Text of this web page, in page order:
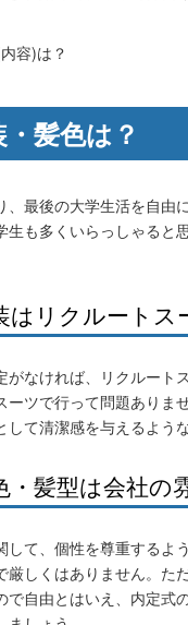
髪色は？
、最後の大学生活を自由
生も多くいらっしゃる
はリクルートス
がなければ、リクルート
ーツで行って問題ありま
して清潔感を与えるよう
・髪型は会社の
して、個性を尊重するよ
厳しくはありません。た
で自由とはいえ、内定